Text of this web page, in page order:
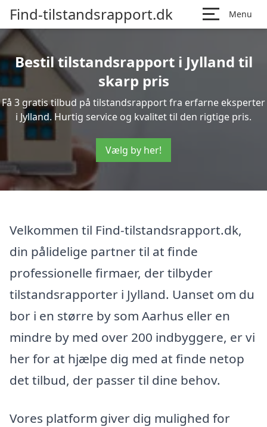
Find-tilstandsrapport.dk Menu
Bestil tilstandsrapport i Jylland til
skarp pris
Få 3 gratis tilbud på tilstandsrapport fra erfarne eksperter
i Jylland. Hurtig service og kvalitet til den rigtige pris.
Vælg by her!
Velkommen til Find-tilstandsrapport.dk,
din pålidelige partner til at finde
professionelle firmaer, der tilbyder
tilstandsrapporter i Jylland. Uanset om du
bor i en større by som Aarhus eller en
mindre by med over 200 indbyggere, er vi
her for at hjælpe dig med at finde netop
det tilbud, der passer til dine behov.
Vores platform giver dig mulighed for